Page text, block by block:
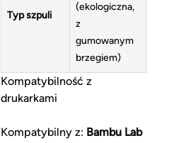
Typ szpuli
(ekologiczna,
z
gumowanym
brzegiem)
Kompatybilność z
drukarkami
Kompatybilny z: Bambu Lab